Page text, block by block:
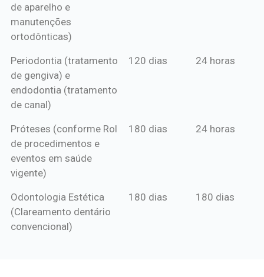
de aparelho e
manutenções
ortodônticas)
Periodontia (tratamento
de gengiva) e
endodontia (tratamento
de canal)
120 dias 24 horas
Próteses (conforme Rol
de procedimentos e
eventos em saúde
vigente)
180 dias 24 horas
Odontologia Estética
(Clareamento dentário
convencional)
180 dias 180 dias